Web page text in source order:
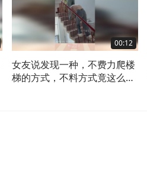
00:12
女友说发现一种，不费力爬楼
梯的方式，不料方式竟这么阴